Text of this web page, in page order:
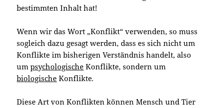
bestimmten Inhalt hat!
Wenn wir das Wort „Konflikt“ verwenden, so muss
sogleich dazu gesagt werden, dass es sich nicht um
Konflikte im bisherigen Verständnis handelt, also
umpsychologische Konflikte, sondern um
biologische Konflikte.
Diese Art von Konflikten können Mensch und Tier